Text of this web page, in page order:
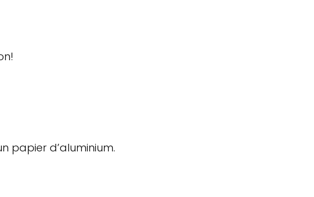
papier d’aluminium.